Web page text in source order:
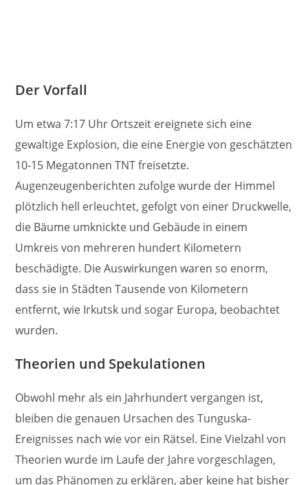
Der Vorfall
Um etwa 7:17 Uhr Ortszeit ereignete sich eine
gewaltige Explosion, die eine Energie von geschätzten
10-15 Megatonnen TNT freisetzte.
Augenzeugenberichten zufolge wurde der Himmel
plötzlich hell erleuchtet, gefolgt von einer Druckwelle,
die Bäume umknickte und Gebäude in einem
Umkreis von mehreren hundert Kilometern
beschädigte. Die Auswirkungen waren so enorm,
dass sie in Städten Tausende von Kilometern
entfernt, wie Irkutsk und sogar Europa, beobachtet
wurden.
Theorien und Spekulationen
Obwohl mehr als ein Jahrhundert vergangen ist,
bleiben die genauen Ursachen des Tunguska-
Ereignisses nach wie vor ein Rätsel. Eine Vielzahl von
Theorien wurde im Laufe der Jahre vorgeschlagen,
um das Phänomen zu erklären, aber keine hat bisher